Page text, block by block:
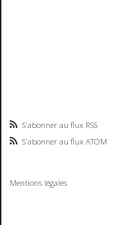
S'abonner au flux RSS
S'abonner au flux ATOM
Mentions légales